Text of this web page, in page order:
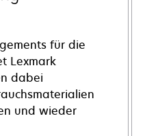
für die
Lexmark
dabei
und wieder